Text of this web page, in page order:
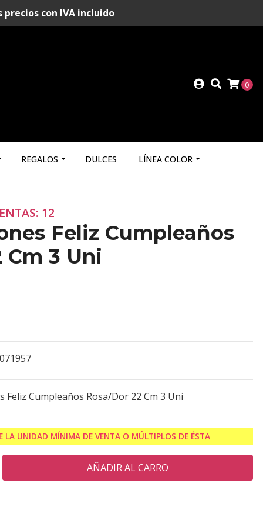
precios con IVA incluido
0
REGALOS DULCES LÍNEA COLOR
12
Feliz Cumpleaños
Cm 3 Uni
Feliz Cumpleaños Rosa/Dor 22 Cm 3 Uni
LA UNIDAD MÍNIMA DE VENTA O MÚLTIPLOS DE ÉSTA